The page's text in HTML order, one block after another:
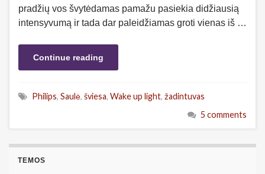
pradžių vos švytėdamas pamažu pasiekia didžiausią
intensyvumą ir tada dar paleidžiamas groti vienas iš …
Continue reading
Philips, Saulė, šviesa, Wake up light, žadintuvas
5 comments
TEMOS